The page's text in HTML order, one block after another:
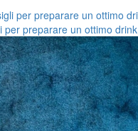
per preparare un ottimo drink